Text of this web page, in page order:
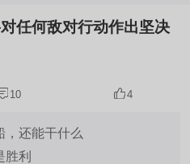
10 4
，还能干什么
胜利